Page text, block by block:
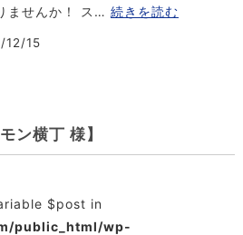
ませんか！ ス… 続きを読む
12/15
ン横丁 様】
$post in
public_html/wp-